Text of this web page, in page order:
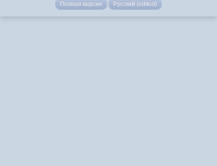
Полная версия Русский (edited)